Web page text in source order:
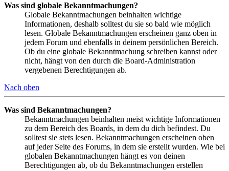
Was sind globale Bekanntmachungen?
Globale Bekanntmachungen beinhalten wichtige
Informationen, deshalb solltest du sie so bald wie möglich
lesen. Globale Bekanntmachungen erscheinen ganz oben in
jedem Forum und ebenfalls in deinem persönlichen Bereich.
Ob du eine globale Bekanntmachung schreiben kannst oder
nicht, hängt von den durch die Board-Administration
vergebenen Berechtigungen ab.
Nach oben
Was sind Bekanntmachungen?
Bekanntmachungen beinhalten meist wichtige Informationen
zu dem Bereich des Boards, in dem du dich befindest. Du
solltest sie stets lesen. Bekanntmachungen erscheinen oben
auf jeder Seite des Forums, in dem sie erstellt wurden. Wie bei
globalen Bekanntmachungen hängt es von deinen
Berechtigungen ab, ob du Bekanntmachungen erstellen